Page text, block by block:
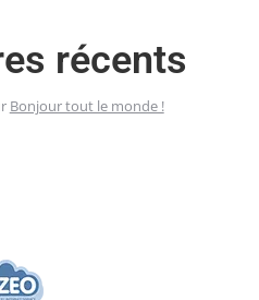
récents
Bonjour tout le monde !